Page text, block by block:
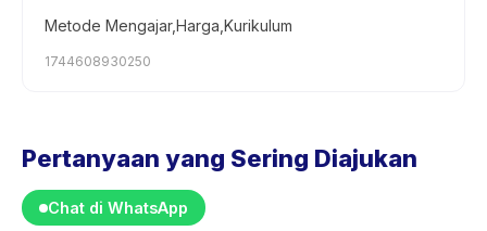
Metode Mengajar,Harga,Kurikulum
1744608930250
Pertanyaan yang Sering Diajukan
Chat di WhatsApp